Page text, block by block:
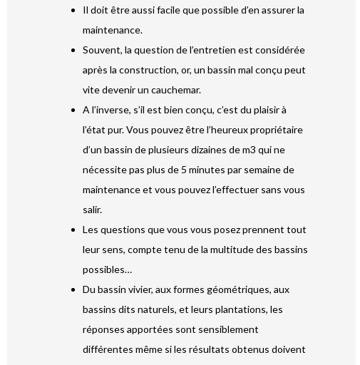
Il doit être aussi facile que possible d’en assurer la
maintenance.
Souvent, la question de l’entretien est considérée
après la construction, or, un bassin mal conçu peut
vite devenir un cauchemar.
A l’inverse, s’il est bien conçu, c’est du plaisir à
l’état pur. Vous pouvez être l’heureux propriétaire
d’un bassin de plusieurs dizaines de m3 qui ne
nécessite pas plus de 5 minutes par semaine de
maintenance et vous pouvez l’effectuer sans vous
salir.
Les questions que vous vous posez prennent tout
leur sens, compte tenu de la multitude des bassins
possibles…
Du bassin vivier, aux formes géométriques, aux
bassins dits naturels, et leurs plantations, les
réponses apportées sont sensiblement
différentes même si les résultats obtenus doivent